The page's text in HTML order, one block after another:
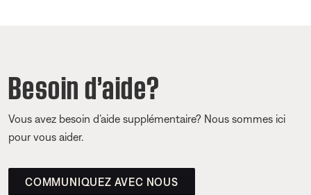
Besoin d’aide?
Vous avez besoin d’aide supplémentaire? Nous sommes ici
pour vous aider.
COMMUNIQUEZ AVEC NOUS